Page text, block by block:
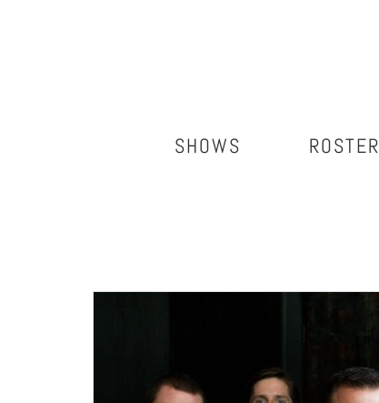
SHOWS ROSTER